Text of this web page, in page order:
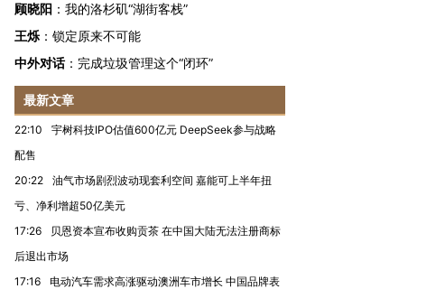
顾晓阳 ： 我的洛杉矶“湖街客栈”
王烁 ： 锁定原来不可能
中外对话： 完成垃圾管理这个“闭环”
最新文章
22:10
宇树科技IPO估值600亿元 DeepSeek参与战略
配售
20:22
油气市场剧烈波动现套利空间 嘉能可上半年扭
亏、净利增超50亿美元
17:26
贝恩资本宣布收购贡茶 在中国大陆无法注册商标
后退出市场
17:16
电动汽车需求高涨驱动澳洲车市增长 中国品牌表